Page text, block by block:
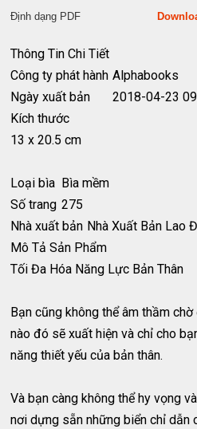
Định dạng PDF
Thông Tin Chi Tiết
Công ty phát hành Alphabooks
Ngày xuất bản
2018-04-23
Kích thước
13 x 20.5 cm
Loại bìa Bìa mềm
Số trang 275
Nhà xuất bản Nhà Xuất Bản Lao
Mô Tả Sản Phẩm
Tối Đa Hóa Năng Lực Bản Thân
Bạn cũng không thể âm thầm
nào đó sẽ xuất hiện và chỉ cho
năng thiết yếu của bản thân.
Và bạn càng không thể hy vọng
nơi dựng sẵn những biển chỉ dẫn